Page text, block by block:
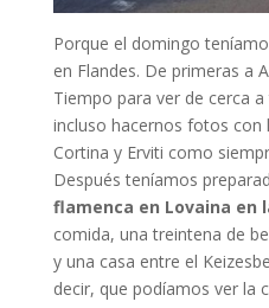
Porque el domingo
en Flandes. De primeras a
Tiempo para ver de cerca
incluso hacernos fotos con
Cortina y Erviti como
Después teníamos
flamenca en Lovaina en
comida, una treintena de
y una casa entre el
decir, que podíamos ver la